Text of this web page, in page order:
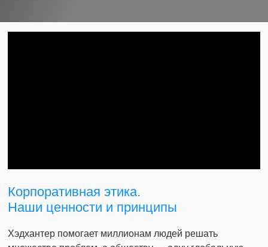
Корпоративная этика.
Наши ценности и принципы
Хэдхантер помогает миллионам людей решать